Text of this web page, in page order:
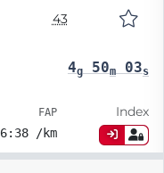
43
4g50m03s
FAP
6:38 /km
Index